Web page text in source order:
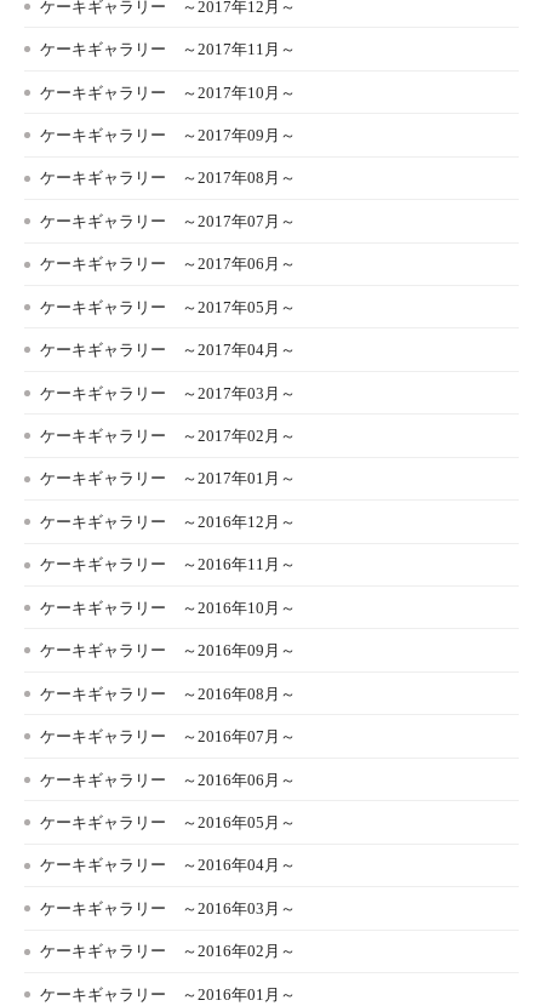
ケーキギャラリー ～2017年12月～
ケーキギャラリー ～2017年11月～
ケーキギャラリー ～2017年10月～
ケーキギャラリー ～2017年09月～
ケーキギャラリー ～2017年08月～
ケーキギャラリー ～2017年07月～
ケーキギャラリー ～2017年06月～
ケーキギャラリー ～2017年05月～
ケーキギャラリー ～2017年04月～
ケーキギャラリー ～2017年03月～
ケーキギャラリー ～2017年02月～
ケーキギャラリー ～2017年01月～
ケーキギャラリー ～2016年12月～
ケーキギャラリー ～2016年11月～
ケーキギャラリー ～2016年10月～
ケーキギャラリー ～2016年09月～
ケーキギャラリー ～2016年08月～
ケーキギャラリー ～2016年07月～
ケーキギャラリー ～2016年06月～
ケーキギャラリー ～2016年05月～
ケーキギャラリー ～2016年04月～
ケーキギャラリー ～2016年03月～
ケーキギャラリー ～2016年02月～
ケーキギャラリー ～2016年01月～